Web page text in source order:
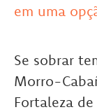
em uma
Se sobrar
Morro-
Fortaleza